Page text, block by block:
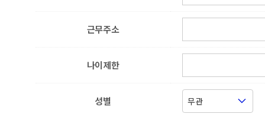
근무주소
나이제한
성별